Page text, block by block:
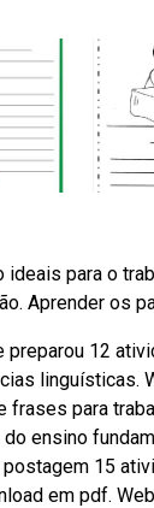
para o
Aprender os
12
linguísticas.
frases para
do ensino
15
em pdf.